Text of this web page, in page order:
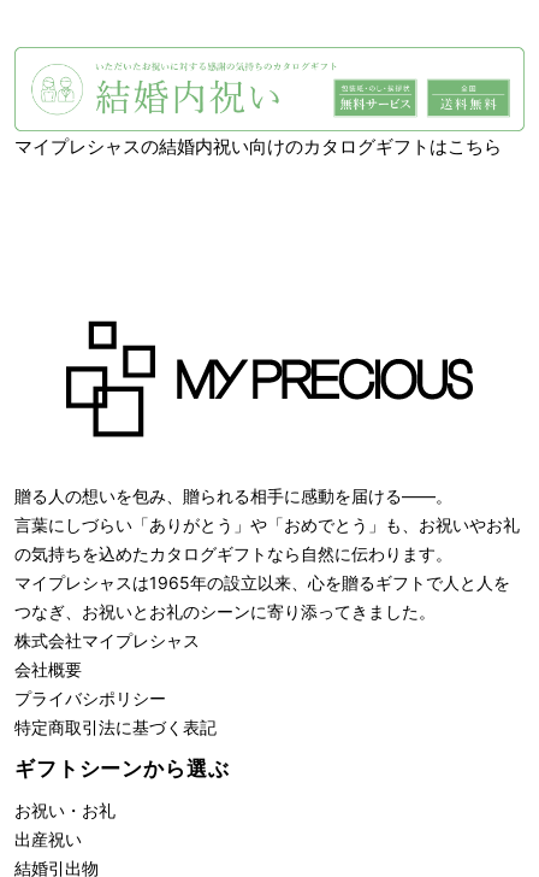
マイプレシャスの結婚内祝い向けのカタログギフトはこちら
贈る人の想いを包み、贈られる相手に感動を届ける――。
言葉にしづらい「ありがとう」や「おめでとう」も、お祝いやお礼
の気持ちを込めたカタログギフトなら自然に伝わります。
マイプレシャスは1965年の設立以来、心を贈るギフトで人と人を
つなぎ、お祝いとお礼のシーンに寄り添ってきました。
株式会社マイプレシャス
会社概要
プライバシポリシー
特定商取引法に基づく表記
ギフトシーンから選ぶ
お祝い・お礼
出産祝い
結婚引出物